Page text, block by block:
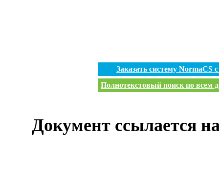
Заказать систему
Полнотекстовый поиск по всем
Документ ссылается